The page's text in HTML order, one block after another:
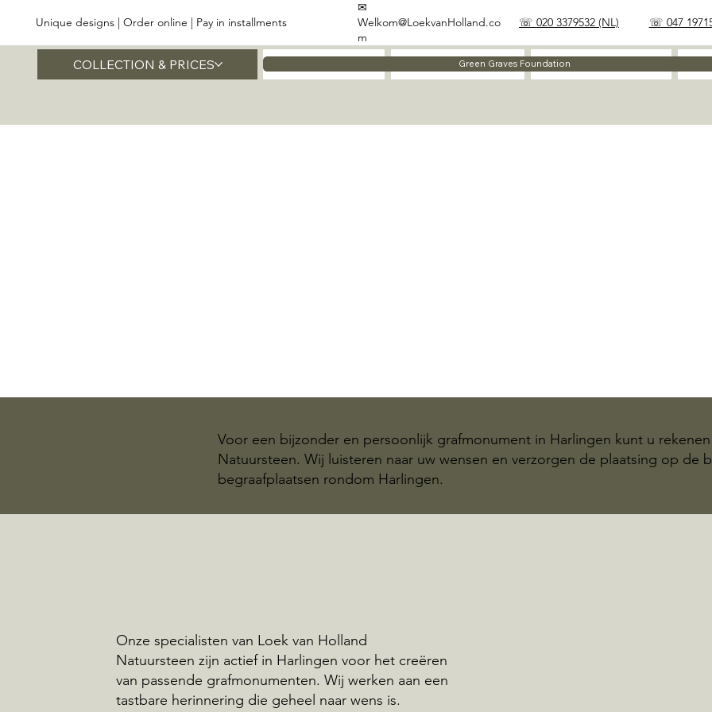
COLLECTION & PRICES Method
Green Graves Foundation
Unique designs | Order online | Pay in installments ☏ 020 3379532 (NL) ☏ 047
✉
Welkom@LoekvanHolland.co
m
Voor een bijzonder en persoonlijk grafmonument in Harlingen kunt u
Natuursteen. Wij luisteren naar uw wensen en verzorgen de plaatsing op de
begraafplaatsen rondom Harlingen.
Onze specialisten van Loek van Holland
Natuursteen zijn actief in Harlingen voor het creëren
van passende grafmonumenten. Wij werken aan een
tastbare herinnering die geheel naar wens is.